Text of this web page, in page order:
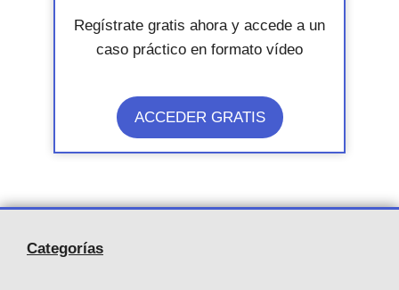
Regístrate gratis ahora y accede a un
caso práctico en formato vídeo
ACCEDER GRATIS
Categorías